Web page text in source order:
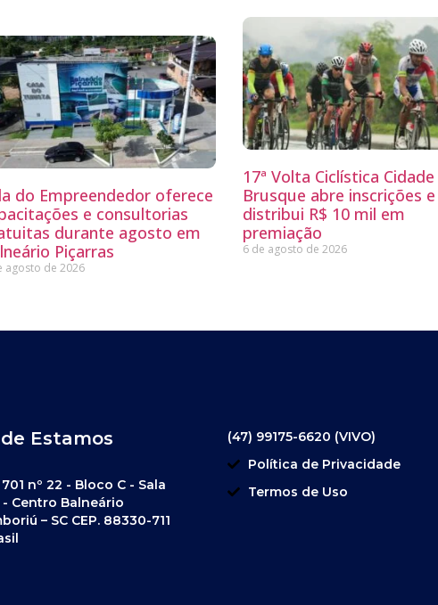
do Empreendedor oferece
e consultorias
durante agosto em
Piçarras
agosto de 2026
17ª Volta Ciclística
Brusque abre inscrições e
distribui R$ 10 mil em
premiação
6 de agosto de 2026
Estamos
701 nº 22 - Bloco C - Sala
Centro Balneário
– SC CEP. 88330-711
(47) 99175-6620 (VIVO)
Política de Privacidade
Termos de Uso